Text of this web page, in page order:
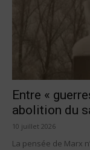
Entre «
abolition du
10 juillet 2026
La pensée de Marx